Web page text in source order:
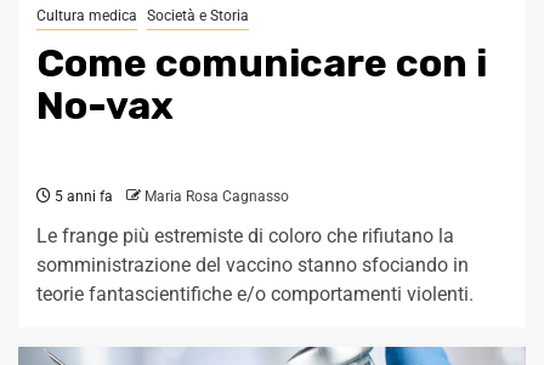
Cultura medica Società e Storia
Come comunicare con i
No-vax
5 anni fa Maria Rosa Cagnasso
Le frange più estremiste di coloro che rifiutano la
somministrazione del vaccino stanno sfociando in
teorie fantascientifiche e/o comportamenti violenti.